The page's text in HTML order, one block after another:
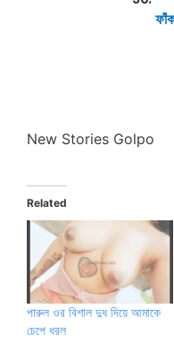
New Stories Golpo
Related
পারুল ওর বিশাল দুধ দিয়ে আমাকে
চেপে ধরল